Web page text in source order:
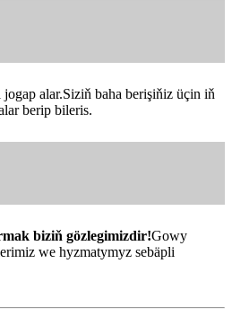
alar.Siziň baha berişiňiz üçin iň
berip bileris.
biziň gözlegimizdir!Gowy
we hyzmatymyz sebäpli